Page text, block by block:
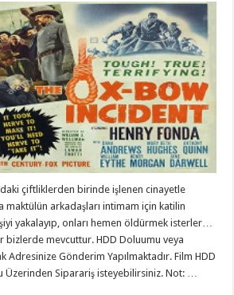
çiftliklerden birinde işlenen cinayetle
maktülün arkadaşları intimam için katilin
yakalayıp, onları hemen öldürmek isterler…
bizlerde mevcuttur. HDD Doluumu veya
Adresinize Gönderim Yapılmaktadır. Film HDD
Üzerinden Siparariş isteyebilirsiniz. Not: …